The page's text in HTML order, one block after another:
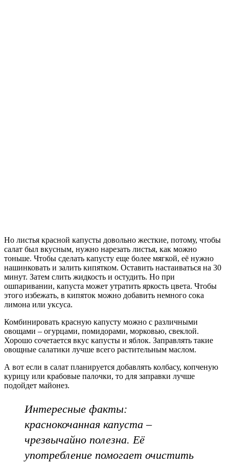
Но листья красной капусты довольно жесткие, потому, чтобы
салат был вкусным, нужно нарезать листья, как можно
тоньше. Чтобы сделать капусту еще более мягкой, её нужно
нашинковать и залить кипятком. Оставить настаиваться на 30
минут. Затем слить жидкость и остудить. Но при
ошпаривании, капуста может утратить яркость цвета. Чтобы
этого избежать, в кипяток можно добавить немного сока
лимона или уксуса.
Комбинировать красную капусту можно с различными
овощами – огурцами, помидорами, морковью, свеклой.
Хорошо сочетается вкус капусты и яблок. Заправлять такие
овощные салатики лучше всего растительным маслом.
А вот если в салат планируется добавлять колбасу, копченую
курицу или крабовые палочки, то для заправки лучше
подойдет майонез.
Интересные факты:
краснокочанная капуста –
чрезвычайно полезна. Её
употребление помогает очистить